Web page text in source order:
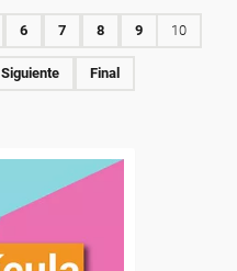
6 7 8 9 10
Siguiente Final